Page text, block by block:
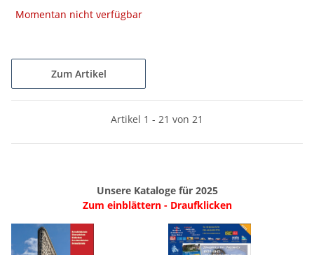
Momentan nicht verfügbar
Zum Artikel
Artikel 1 - 21 von 21
Unsere Kataloge für 2025
Zum einblättern - Draufklicken